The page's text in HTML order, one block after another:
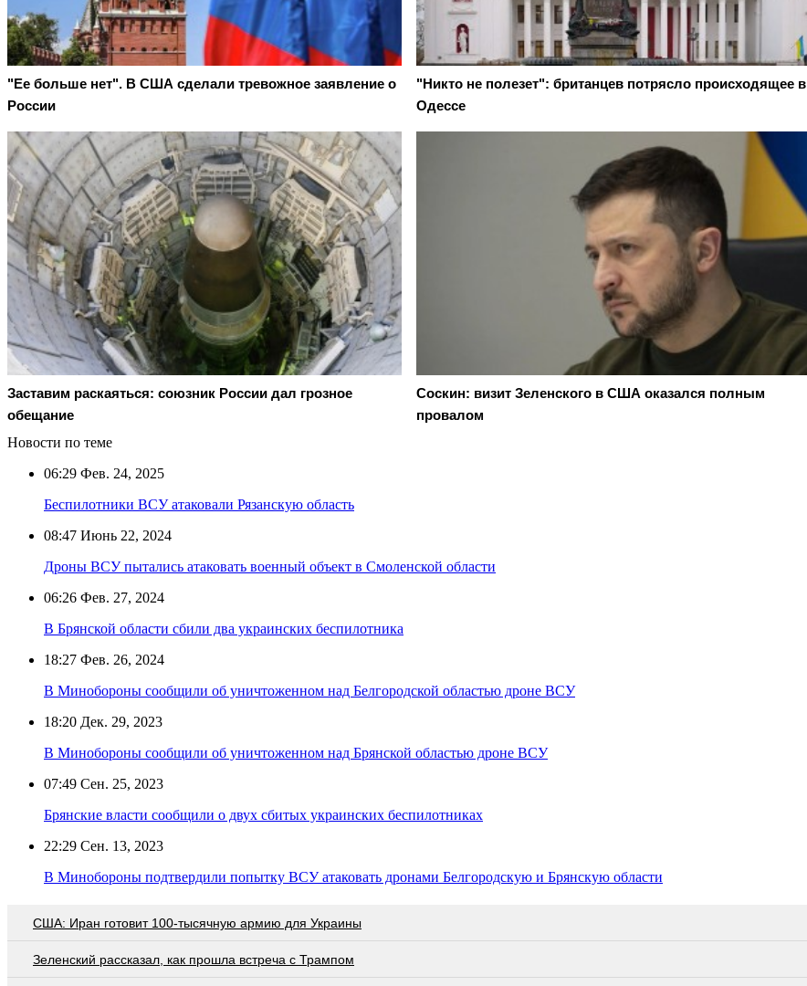
"Ее больше нет". В США сделали тревожное заявление о
России
"Никто не полезет": британцев потрясло происходящее в
Одессе
Заставим раскаяться: союзник России дал грозное
обещание
Соскин: визит Зеленского в США оказался полным
провалом
Новости по теме
06:29 Фев. 24, 2025
Беспилотники ВСУ атаковали Рязанскую область
08:47 Июнь 22, 2024
Дроны ВСУ пытались атаковать военный объект в Смоленской области
06:26 Фев. 27, 2024
В Брянской области сбили два украинских беспилотника
18:27 Фев. 26, 2024
В Минобороны сообщили об уничтоженном над Белгородской областью дроне ВСУ
18:20 Дек. 29, 2023
В Минобороны сообщили об уничтоженном над Брянской областью дроне ВСУ
07:49 Сен. 25, 2023
Брянские власти сообщили о двух сбитых украинских беспилотниках
22:29 Сен. 13, 2023
В Минобороны подтвердили попытку ВСУ атаковать дронами Белгородскую и Брянскую области
США: Иран готовит 100-тысячную армию для Украины
Зеленский рассказал, как прошла встреча с Трампом